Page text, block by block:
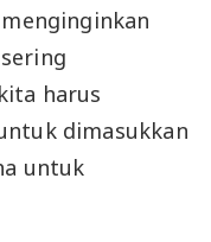
harus
dimasukkan
untuk